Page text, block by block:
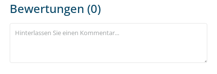
Bewertungen (0)